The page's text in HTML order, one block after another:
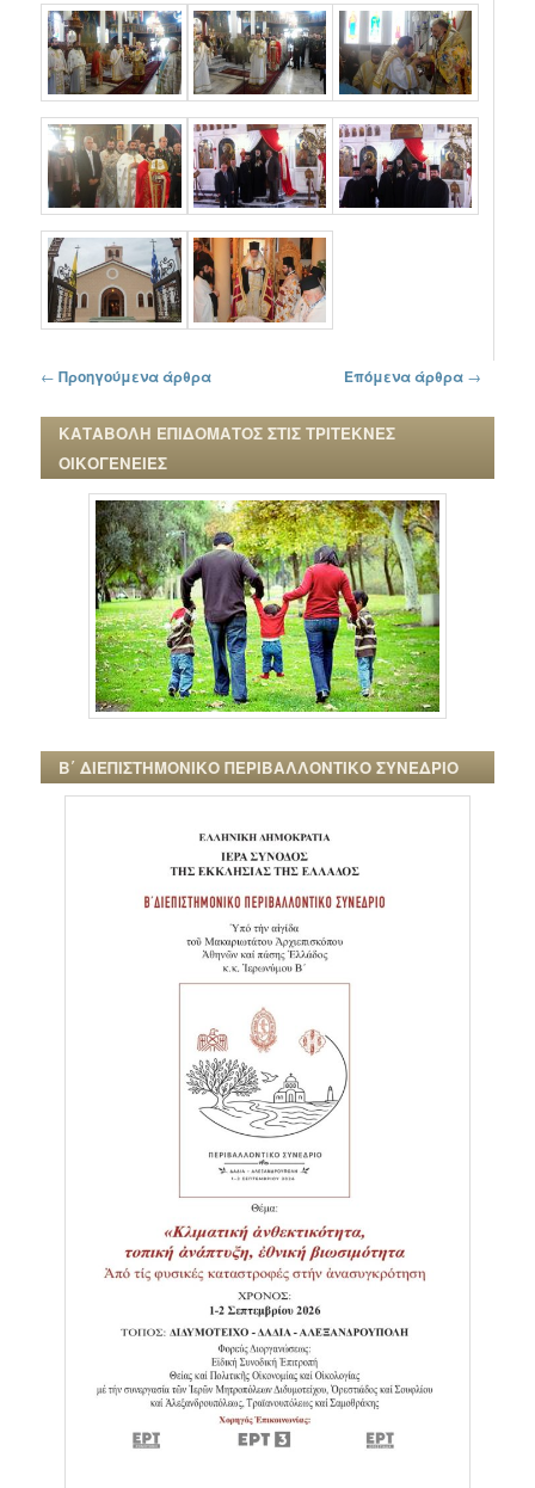
Πλοήγηση στα άρθρα
← Προηγούμενα άρθρα Επόμενα άρθρα →
ΚΑΤΑΒΟΛΗ ΕΠΙΔΟΜΑΤΟΣ ΣΤΙΣ ΤΡΙΤΕΚΝΕΣ
ΟΙΚΟΓΕΝΕΙΕΣ
Β΄ ΔΙΕΠΙΣΤΗΜΟΝΙΚΟ ΠΕΡΙΒΑΛΛΟΝΤΙΚΟ ΣΥΝΕΔΡΙΟ